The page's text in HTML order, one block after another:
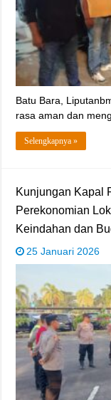
‎Batu Bara,
rasa aman dan
Selengkapnya »
Kunjungan Kapal
Perekonomian
Keindahan dan
25 Januari 2026